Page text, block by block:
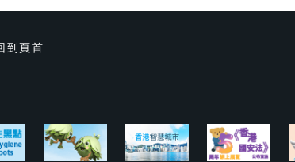
到頁首